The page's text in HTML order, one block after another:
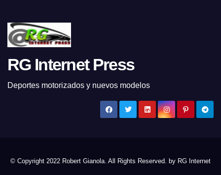
RG Internet Press
Deportes motorizados y nuevos modelos
© Copyright 2022 Robert Gianola. All Rights Reserved. by RG Internet